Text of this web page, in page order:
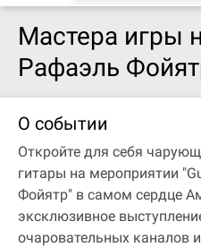
Мастера игры
Рафаэль
О событии
Откройте для себя
гитары на мероприятии
Фойятр" в самом сердце
эксклюзивное
очаровательных каналов